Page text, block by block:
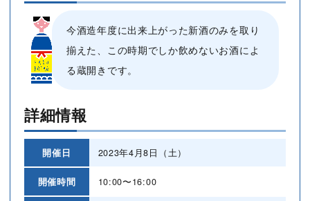
今酒造年度に出来上がった新酒のみを取り
揃えた、この時期でしか飲めないお酒によ
る蔵開きです。
詳細情報
開催日 2023年4月8日（土）
開催時間 10:00〜16:00